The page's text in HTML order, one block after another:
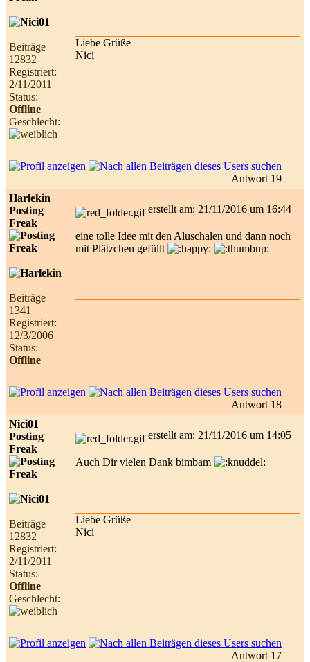
Beiträge
12832
Registriert:
2/11/2011
Status:
Offline
Geschlecht:
Liebe Grüße
Nici
Antwort 19
Harlekin
Posting
Freak
Beiträge
1341
Registriert:
12/3/2006
Status:
Offline
erstellt am: 21/11/2016 um 16:44
eine tolle Idee mit den Aluschalen und dann noch
mit Plätzchen gefüllt
Antwort 18
Nici01
Posting
Freak
Beiträge
12832
Registriert:
2/11/2011
Status:
Offline
Geschlecht:
erstellt am: 21/11/2016 um 14:05
Auch Dir vielen Dank bimbam
Liebe Grüße
Nici
Antwort 17